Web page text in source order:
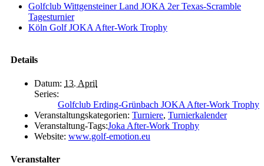
Golfclub Wittgensteiner Land JOKA 2er Texas-Scramble
Tagesturnier
Köln Golf JOKA After-Work Trophy
Details
Datum: 13. April
Series:
Golfclub Erding-Grünbach JOKA After-Work Trophy
Veranstaltungskategorien: Turniere, Turnierkalender
Veranstaltung-Tags:Joka After-Work Trophy
Website: www.golf-emotion.eu
Veranstalter